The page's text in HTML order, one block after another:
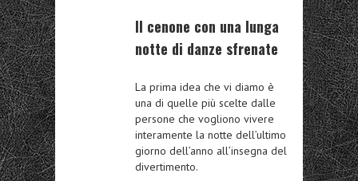
Il cenone con una lunga
notte di danze sfrenate
La prima idea che vi diamo è
una di quelle più scelte dalle
persone che vogliono vivere
interamente la notte dell’ultimo
giorno dell’anno all’insegna del
divertimento.